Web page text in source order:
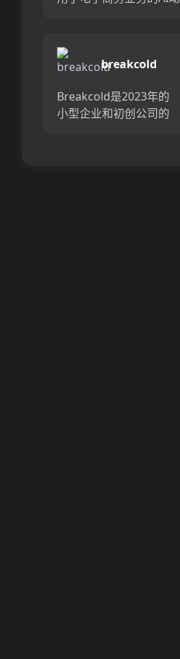
多通道客户旅程，并通
过自动跟踪和报告可帮
breakcold
Breakcold是2023年的
小型企业和初创公司的